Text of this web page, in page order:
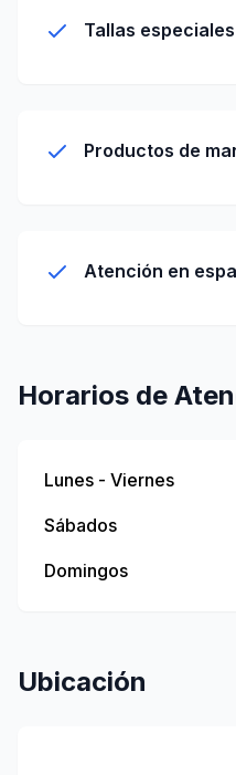
Tallas especiales
Productos de
Atención en
Horarios de
Lunes - Viernes
Sábados
Domingos
Ubicación